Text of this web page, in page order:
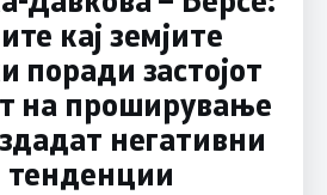
кај земјите
поради застојот
на проширување
негативни